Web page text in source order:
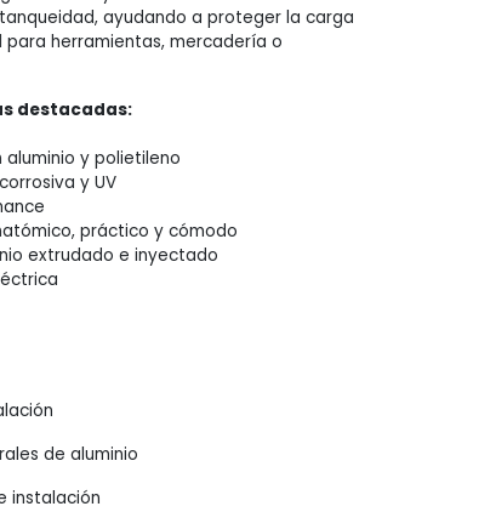
ayudando a proteger la carga
herramientas, mercadería o
destacadas:
y polietileno
y UV
práctico y cómodo
extrudado e inyectado
de aluminio
instalación